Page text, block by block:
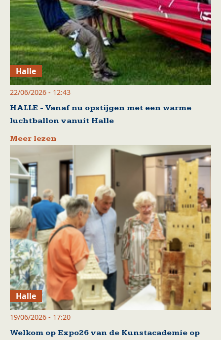
Halle
22/06/2026 - 12:43
HALLE - Vanaf nu opstijgen met een warme
luchtballon vanuit Halle
Meer lezen
Halle
19/06/2026 - 17:20
Welkom op Expo26 van de Kunstacademie op